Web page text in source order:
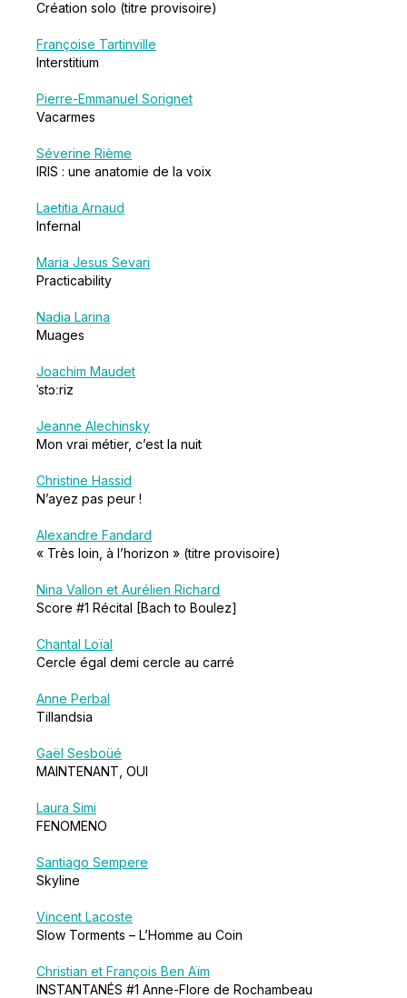
Création solo (titre provisoire)
Françoise Tartinville
Interstitium
Pierre-Emmanuel Sorignet
Vacarmes
Séverine Rième
IRIS : une anatomie de la voix
Laetitia Arnaud
Infernal
Maria Jesus Sevari
Practicability
Nadia Larina
Muages
Joachim Maudet
ˈstɔːriz
Jeanne Alechinsky
Mon vrai métier, c’est la nuit
Christine Hassid
N’ayez pas peur !
Alexandre Fandard
« Très loin, à l’horizon » (titre provisoire)
Nina Vallon et Aurélien Richard
Score #1 Récital [Bach to Boulez]
Chantal Loïal
Cercle égal demi cercle au carré
Anne Perbal
Tillandsia
Gaël Sesboüé
MAINTENANT, OUI
Laura Simi
FENOMENO
Santiago Sempere
Skyline
Vincent Lacoste
Slow Torments – L’Homme au Coin
Christian et François Ben Aïm
INSTANTANÉS #1 Anne-Flore de Rochambeau